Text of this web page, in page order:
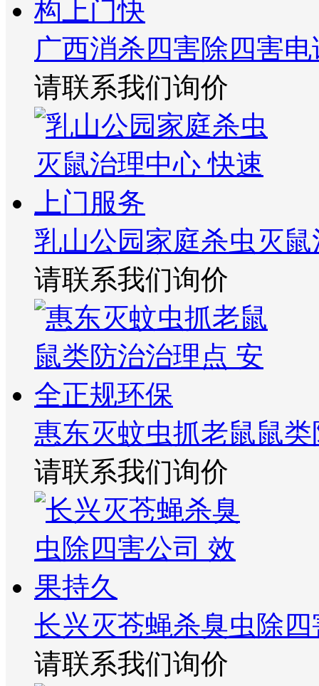
广西消杀四害除四害
请联系我们询价
乳山公园家庭杀虫灭
请联系我们询价
惠东灭蚊虫抓老鼠鼠
请联系我们询价
长兴灭苍蝇杀臭虫除
请联系我们询价